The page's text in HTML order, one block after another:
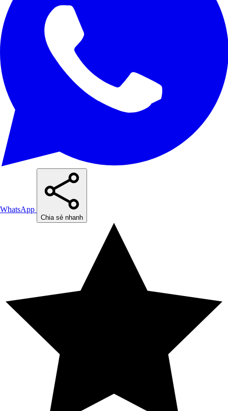
WhatsApp
Chia sẻ nhanh